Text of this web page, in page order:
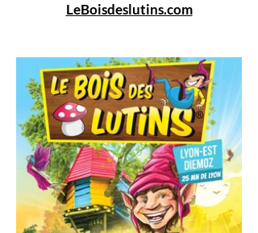
LeBoisdeslutins.com